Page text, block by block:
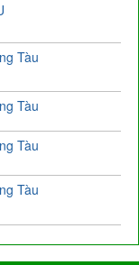
Tàu
Tàu
Tàu
Tàu